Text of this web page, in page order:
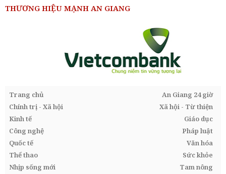
THƯƠNG HIỆU MẠNH AN GIANG
Trang chủ
An Giang 24 giờ
Chính trị - Xã hội
Xã hội - Từ thiện
Kinh tế
Giáo dục
Công nghệ
Pháp luật
Quốc tế
Văn hóa
Thể thao
Sức khỏe
Nhịp sống mới
Tam nông